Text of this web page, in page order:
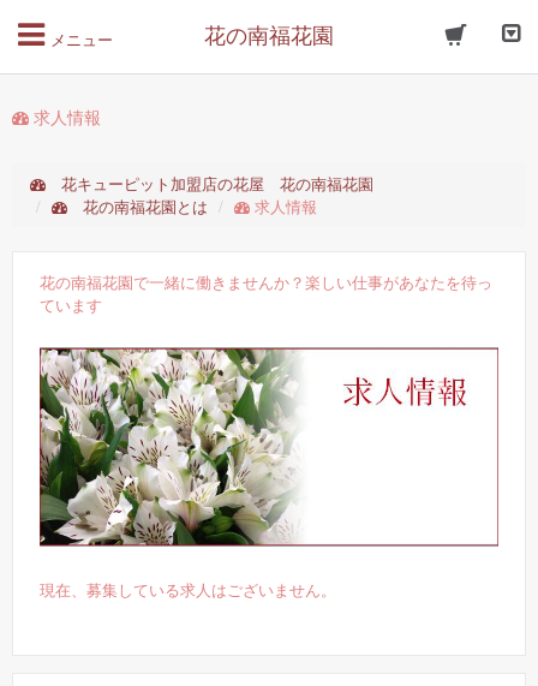
花の南福花園
メニュー
求人情報
花キューピット加盟店の花屋 花の南福花園
花の南福花園とは
求人情報
花の南福花園で一緒に働きませんか？楽しい仕事があなたを待っ
ています
現在、募集している求人はございません。